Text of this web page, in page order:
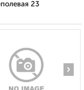
23
›